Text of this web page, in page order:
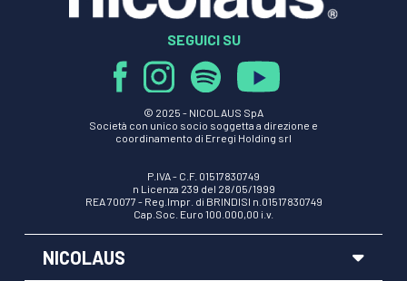
SEGUICI SU
© 2025 - NICOLAUS SpA
Società con unico socio soggetta a direzione e
coordinamento di Erregi Holding srl
P.IVA - C.F. 01517830749
n Licenza 239 del 28/05/1999
REA 70077 - Reg.Impr. di BRINDISI n.01517830749
Cap.Soc. Euro 100.000,00 i.v.
NICOLAUS